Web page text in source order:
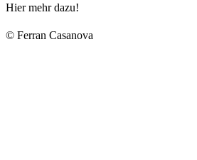
Hier mehr dazu!
© Ferran Casanova